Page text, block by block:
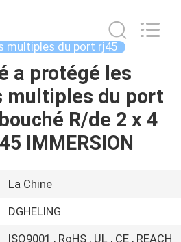
multiples du port rj45
a protégé les
multiples du port
R/de 2 x 4
IMMERSION
La Chine
DGHELING
ISO9001 , RoHS , UL , CE , REACH